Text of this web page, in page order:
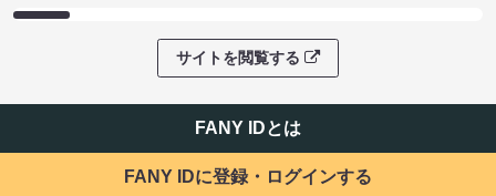
サイトを閲覧する
FANY IDとは
FANY IDに登録・ログインする